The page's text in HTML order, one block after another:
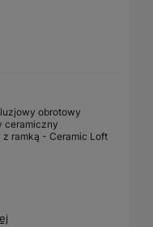
obrotowy
ceramiczny
ramką - Ceramic Loft